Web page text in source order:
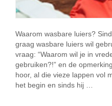
Waarom wasbare luiers?
graag wasbare luiers wil
vraag: “Waarom wil je in
gebruiken?!” en de
hoor, al die vieze lappen vol
het begin en sinds hij …